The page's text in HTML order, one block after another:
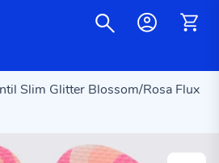
Slim Glitter Blossom/Rosa Flux